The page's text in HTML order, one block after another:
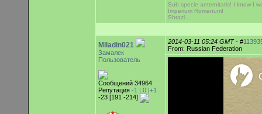
Sub specie aeternitatis! I know I
Imperium Romanum!
Shtazi...
Miladin021
Замалек
Пользователь
Сообщений 34964
Репутация -1 | 0 |+1
-23 [191 -214]
2014-03-11 05:24 GMT- #
From: Russian Federation